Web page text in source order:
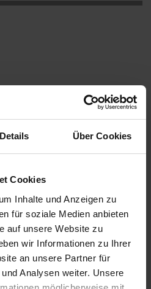
Details Über Cookies
Cookies
Inhalte und Anzeigen zu
für soziale Medien anbieten
auf unsere Website zu
wir Informationen zu Ihrer
an unsere Partner für
Analysen weiter. Unsere
den gewünschten
IN DEN WARENKORB